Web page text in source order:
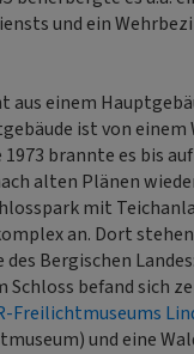
und ein
aus einem
ist von einem
brannte es bis
alten Plänen
mit
an. Dort
Bergischen
Schloss befand sich
Freilichtmuseums
und eine